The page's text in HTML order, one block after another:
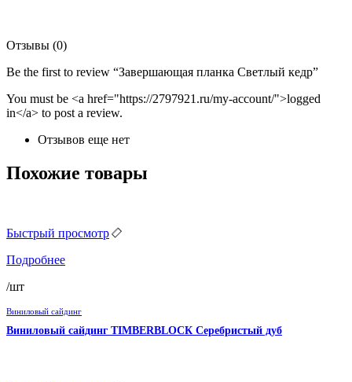
Отзывы (0)
Be the first to review “Завершающая планка Светлый кедр”
You must be <a href="https://2797921.ru/my-account/">logged
in</a> to post a review.
Отзывов еще нет
Похожие товары
Быстрый просмотр
Подробнее
/шт
Виниловый сайдинг
Виниловый сайдинг TIMBERBLOCК Серебристый дуб